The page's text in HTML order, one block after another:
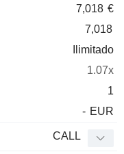
7,018 €
7,018
Ilimitado
1.07x
1
- EUR
CALL